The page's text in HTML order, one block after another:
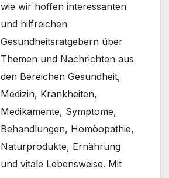
wie wir hoffen interessanten
und hilfreichen
Gesundheitsratgebern über
Themen und Nachrichten aus
den Bereichen Gesundheit,
Medizin, Krankheiten,
Medikamente, Symptome,
Behandlungen, Homöopathie,
Naturprodukte, Ernährung
und vitale Lebensweise. Mit